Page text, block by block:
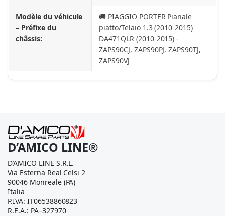
Modèle du véhicule
– Préfixe du
châssis:
🚚 PIAGGIO PORTER Pianale
piatto/Telaio 1.3 (2010-2015)
DA471QLR (2010-2015) -
ZAPS90CJ, ZAPS90PJ, ZAPS90TJ,
ZAPS90VJ
D’AMICO LINE®
D’AMICO LINE S.R.L.
Via Esterna Real Celsi 2
90046 Monreale (PA)
Italia
P.IVA: IT06538860823
R.E.A.: PA–327970